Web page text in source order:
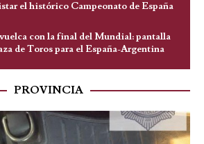
el histórico Campeonato de España
con la final del Mundial: pantalla
de Toros para el España-Argentina
PROVINCIA